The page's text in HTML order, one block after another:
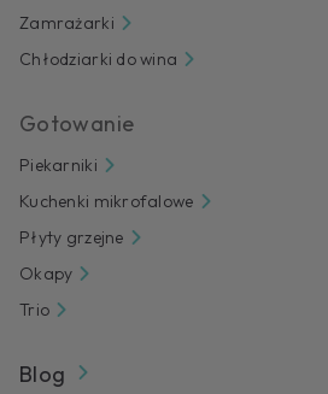
Zamrażarki
Chłodziarki do wina
Gotowanie
Piekarniki
Kuchenki mikrofalowe
Płyty grzejne
Okapy
Trio
Blog